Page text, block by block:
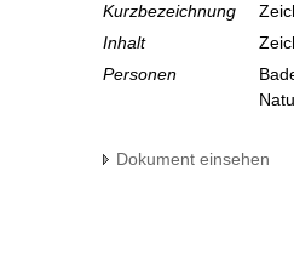
Kurzbezeichnung
Inhalt
Personen
Dokument einsehen